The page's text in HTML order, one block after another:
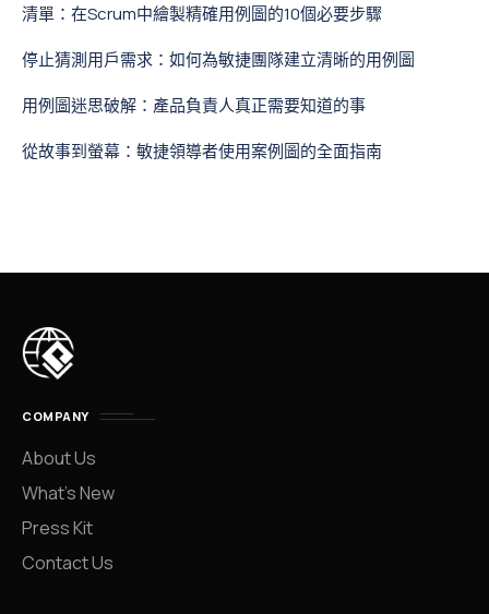
清單：在Scrum中繪製精確用例圖的10個必要步驟
停止猜測用戶需求：如何為敏捷團隊建立清晰的用例圖
用例圖迷思破解：產品負責人真正需要知道的事
從故事到螢幕：敏捷領導者使用案例圖的全面指南
COMPANY
About Us
What’s New
Press Kit
Contact Us